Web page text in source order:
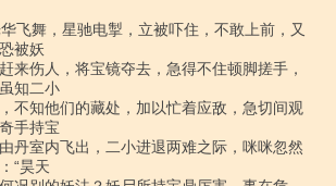
被妖
来伤人，将宝镜夺去，急得不住顿脚搓手，
知二小
不知他们的藏处，加以忙着应敌，急切间观
手持宝
丹室内飞出，二小进退两难之际，咪咪忽然
“昊天